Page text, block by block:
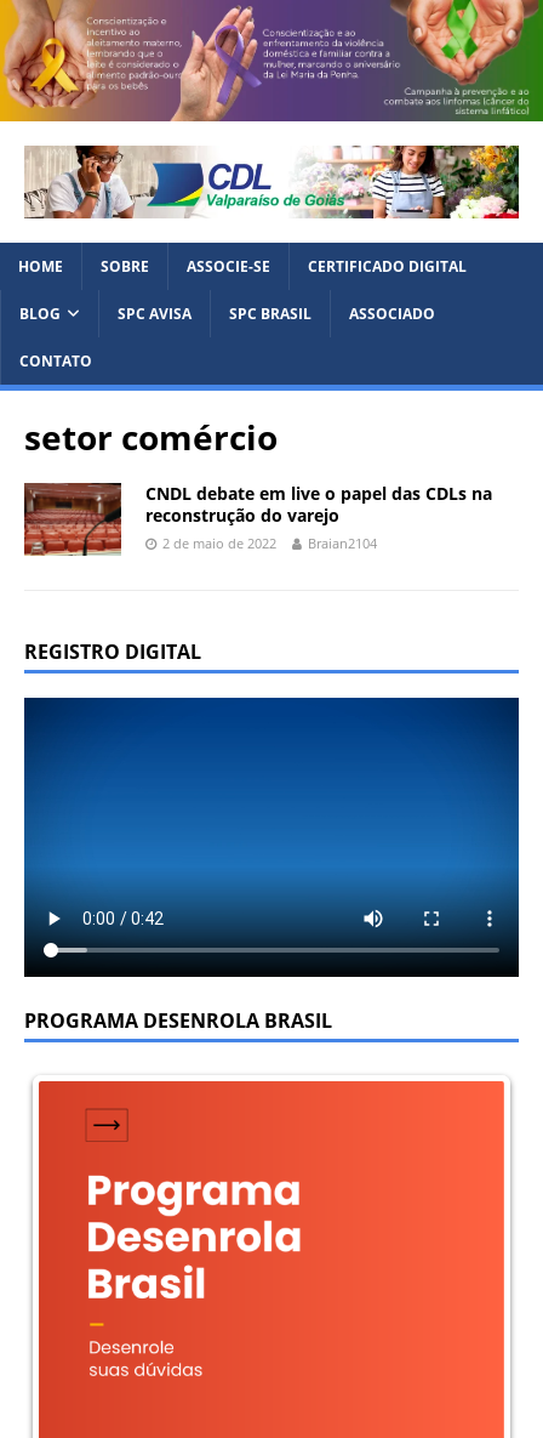
HOME SOBRE ASSOCIE-SE CERTIFICADO DIGITAL
BLOG SPC AVISA SPC BRASIL ASSOCIADO
CONTATO
setor comércio
CNDL debate em live o papel das CDLs na
reconstrução do varejo
2 de maio de 2022 Braian2104
REGISTRO DIGITAL
PROGRAMA DESENROLA BRASIL